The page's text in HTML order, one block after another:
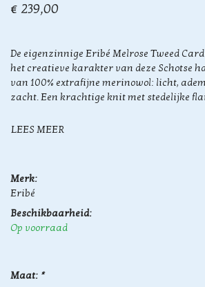
€ 239,00
De eigenzinnige Eribé Melrose Tweed
het creatieve karakter van deze Schotse
van 100% extrafijne merinowol: licht,
zacht. Een krachtige knit met stedelijke
LEES MEER
Merk:
Eribé
Beschikbaarheid:
Op voorraad
Maat: *